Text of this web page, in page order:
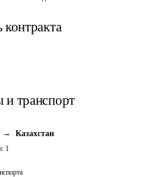
транспорт
→ Казахстан
1